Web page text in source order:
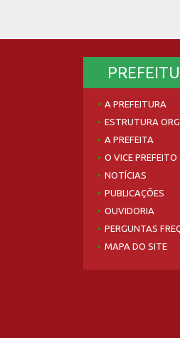
A PREFEITURA
ESTRUTURA
A PREFEITA
O VICE PREFEITO
NOTÍCIAS
PUBLICAÇÕES
OUVIDORIA
PERGUNTAS
MAPA DO SITE